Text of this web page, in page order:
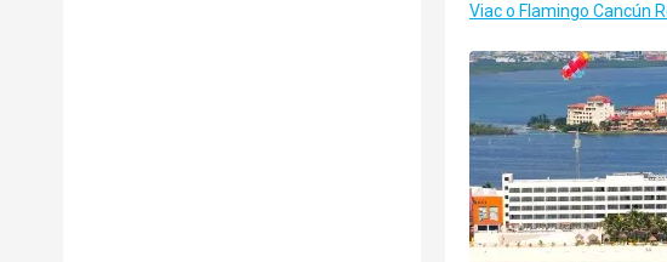
Viac o Flamingo Cancún